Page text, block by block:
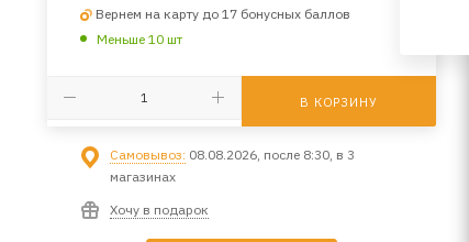
Вернем на карту до 17 бонусных баллов
Меньше 10 шт
В КОРЗИНУ
Самовывоз: 08.08.2026, после 8:30, в 3
магазинах
Хочу в подарок